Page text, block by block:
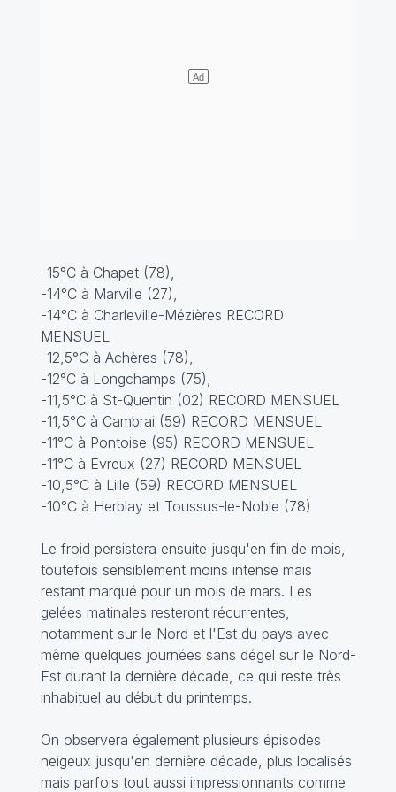
-15°C à Chapet (78),
-14°C à Marville (27),
-14°C à Charleville-Mézières RECORD
MENSUEL
-12,5°C à Achères (78),
-12°C à Longchamps (75),
-11,5°C à St-Quentin (02) RECORD MENSUEL
-11,5°C à Cambrai (59) RECORD MENSUEL
-11°C à Pontoise (95) RECORD MENSUEL
-11°C à Evreux (27) RECORD MENSUEL
-10,5°C à Lille (59) RECORD MENSUEL
-10°C à Herblay et Toussus-le-Noble (78)
Le froid persistera ensuite jusqu'en fin de mois,
toutefois sensiblement moins intense mais
restant marqué pour un mois de mars. Les
gelées matinales resteront récurrentes,
notamment sur le Nord et l'Est du pays avec
même quelques journées sans dégel sur le Nord-
Est durant la dernière décade, ce qui reste très
inhabituel au début du printemps.
On observera également plusieurs épisodes
neigeux jusqu'en dernière décade, plus localisés
mais parfois tout aussi impressionnants comme